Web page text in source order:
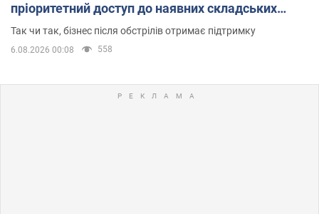
пріоритетний доступ до наявних складських
приміщень
Так чи так, бізнес після обстрілів отримає підтримку
6.08.2026 00:08 558